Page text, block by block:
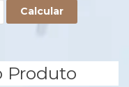
Calcular
Produto